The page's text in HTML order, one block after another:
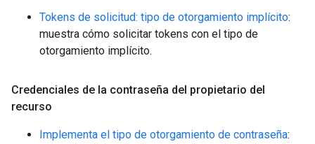
Tokens de solicitud: tipo de otorgamiento implícito:
muestra cómo solicitar tokens con el tipo de
otorgamiento implícito.
Credenciales de la contraseña del propietario del
recurso
Implementa el tipo de otorgamiento de contraseña: